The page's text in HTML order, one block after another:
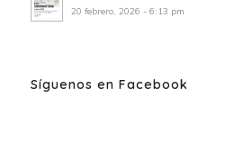
20 febrero, 2026 - 6:13 pm
Síguenos en Facebook